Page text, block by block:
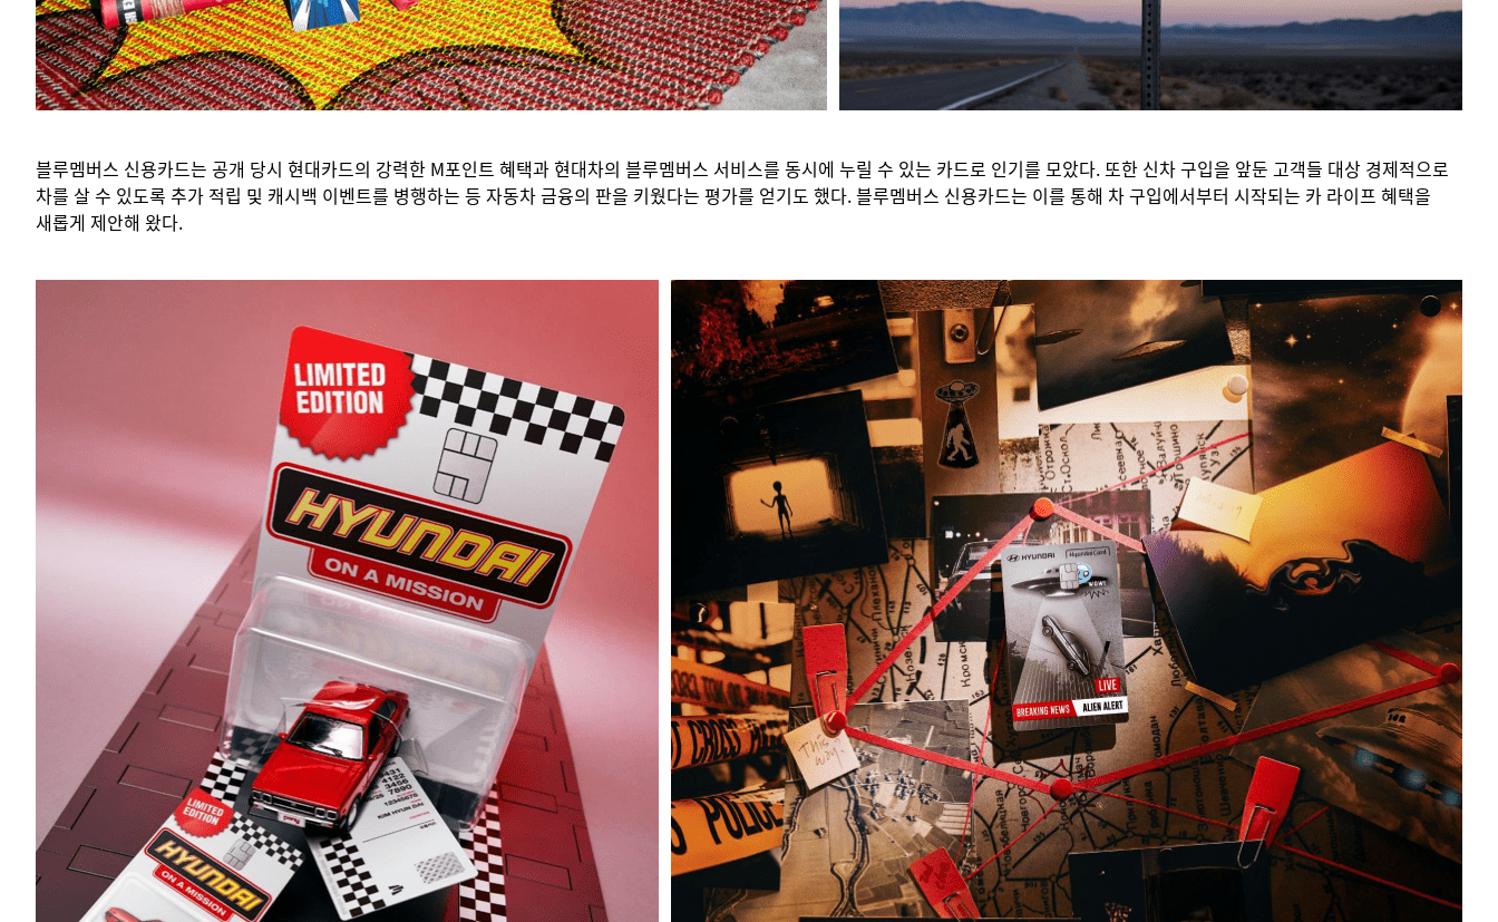
블루멤버스 신용카드는 공개 당시 현대카드의 강력한 M포인트 혜택과 현대차의 블루멤버스 서비스를 동시에 누릴 수 있는 카드로 인기를 모았다. 또한 신차 구입을 앞둔 고객들 대상 경제적으로
차를 살 수 있도록 추가 적립 및 캐시백 이벤트를 병행하는 등 자동차 금융의 판을 키웠다는 평가를 얻기도 했다. 블루멤버스 신용카드는 이를 통해 차 구입에서부터 시작되는 카 라이프 혜택을
새롭게 제안해 왔다.